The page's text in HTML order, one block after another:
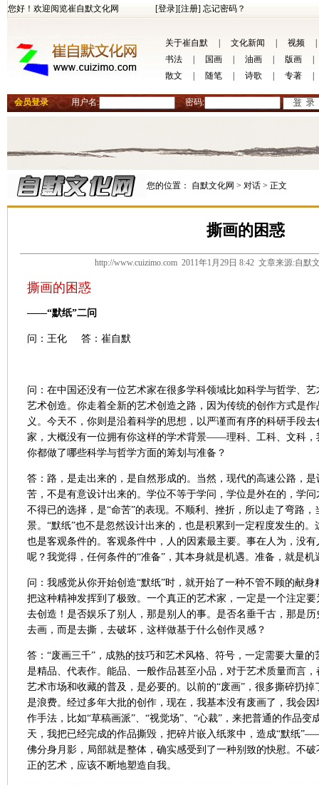
您好！欢迎阅览崔自默文化网 [登录][注册] 忘记密码？
关于崔自默 文化新闻 视频
书法
国画 油画 版画
散文
随笔 诗歌 专著
会员登录 用户名: 密码:
您的位置： 自默文化网 > 对话 > 正文
撕画的困惑
http://www.cuizimo.com 2011年1月29日 8:42 文章来源:自默
撕画的困惑
——“默纸”二问
问：王化 答：崔自默
问：在中国还没有一位艺术家在很多学科领域比如科学与哲学、
艺术创造。你走着全新的艺术创造之路，因为传统的创作方式是
义。今天不，你则是沿着科学的思想，以严谨而有序的科研手段
家，大概没有一位拥有你这样的学术背景——理科、工科、文科，
你都做了哪些科学与哲学方面的筹划与准备？
答：路，是走出来的，是自然形成的。当然，现代的高速公路，
苦，不是有意设计出来的。学位不等于学问，学位是外在的，学
不得已的选择，是“命苦”的表现。不顺利、挫折，所以走了弯路
景。“默纸”也不是忽然设计出来的，也是积累到一定程度发生的
也是客观条件的。客观条件中，人的因素最主要。事在人为，没
呢？我觉得，任何条件的“准备”，其本身就是机遇。准备，就是机
问：我感觉从你开始创造“默纸”时，就开始了一种不管不顾的献
把这种精神发挥到了极致。一个真正的艺术家，一定是一个注定
去创造！是否娱乐了别人，那是别人的事。是否名垂千古，那是
去画，而是去撕，去破坏，这样做基于什么创作灵感？
答：“废画三千”，成熟的技巧和艺术风格、符号，一定需要大量
是精品、代表作。能品、一般作品甚至小品，对于艺术质量而言
艺术市场和收藏的普及，是必要的。以前的“废画”，很多撕碎扔
是浪费。经过多年大批的创作，现在，我基本没有废画了，我会
作手法，比如“草稿画派”、“视觉场”、“心裁”，来把普通的作品
天，我把已经完成的作品撕毁，把碎片嵌入纸浆中，造成“默纸
佛分身月影，局部就是整体，确实感受到了一种别致的快慰。不
正的艺术，应该不断地塑造自我。